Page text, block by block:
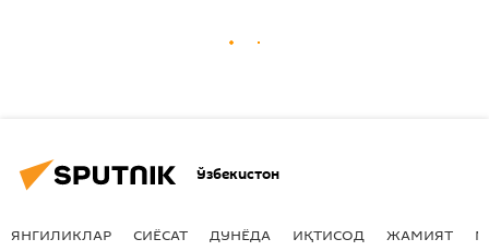
Ўзбекистон
ЯНГИЛИКЛАР СИЁСАТ ДУНЁДА ИҚТИСОД ЖАМИЯТ